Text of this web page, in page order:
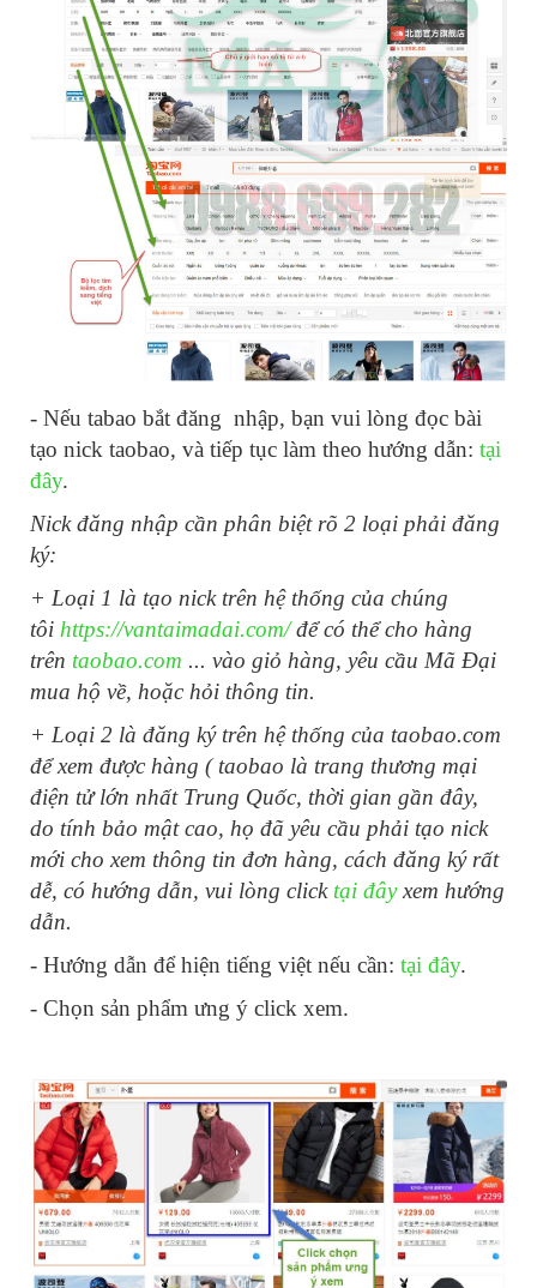
- Nếu tabao bắt đăng nhập, bạn vui lòng đọc bài
tạo nick taobao, và tiếp tục làm theo hướng dẫn: tại
đây.
Nick đăng nhập cần phân biệt rõ 2 loại phải đăng
ký:
+ Loại 1 là tạo nick trên hệ thống của chúng
tôi https://vantaimadai.com/để có thể cho hàng
trên taobao.com ... vào giỏ hàng, yêu cầu Mã Đại
mua hộ về, hoặc hỏi thông tin.
+ Loại 2 là đăng ký trên hệ thống của taobao.com
để xem được hàng ( taobao là trang thương mại
điện tử lớn nhất Trung Quốc, thời gian gần đây,
do tính bảo mật cao, họ đã yêu cầu phải tạo nick
mới cho xem thông tin đơn hàng, cách đăng ký rất
dễ, có hướng dẫn, vui lòng click tại đâyxem hướng
dẫn.
- Hướng dẫn để hiện tiếng việt nếu cần: tại đây.
- Chọn sản phẩm ưng ý click xem.